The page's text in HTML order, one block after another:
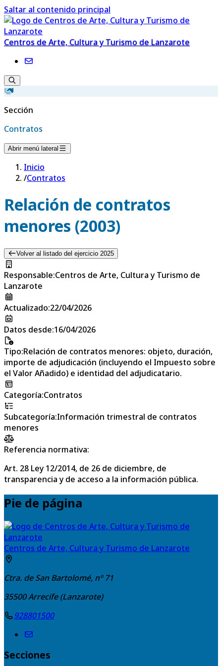
Saltar al contenido principal
Centros de Arte, Cultura y Turismo de Lanzarote
Sección
Contratos
Abrir menú lateral
Inicio
/Contratos
Relación de contratos
menores (2003)
Volver al listado del ejercicio 2025
Responsable:Centros de Arte, Cultura y Turismo de
Lanzarote
Actualizado:22/04/2026
Datos desde:16/04/2026
Tipo:Relación de contratos menores: objeto, duración,
importe de adjudicación (incluyendo el Impuesto sobre
el Valor Añadido) e identidad del adjudicatario.
Categoría:Contratos
Subcategoría:Información trimestral de contratos
menores
Referencia normativa:
Art. 28 Ley 12/2014, de 26 de diciembre, de
transparencia y de acceso a la información pública.
Pie de página
Centros de Arte, Cultura y Turismo de Lanzarote
Ctra. de San Bartolomé, nº 71
35500Arrecife (Lanzarote)
928801500
Secciones